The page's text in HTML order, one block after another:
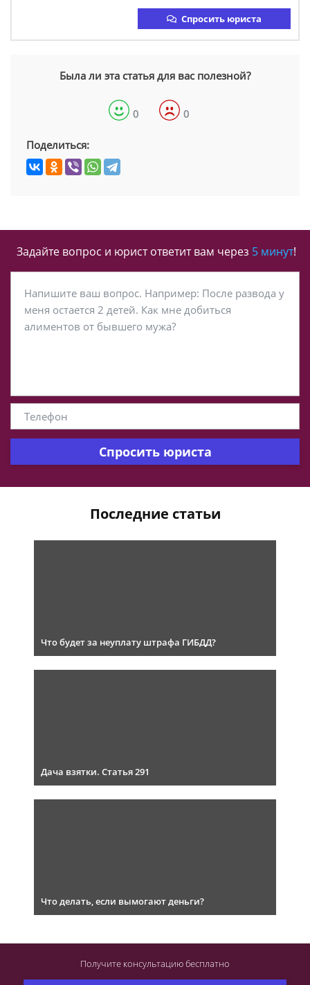
Спросить юриста
Была ли эта статья для вас полезной?
0 0
Поделиться:
Задайте вопрос и юрист ответит вам через 5 минут!
Спросить юриста
Последние статьи
Что будет за неуплату штрафа ГИБДД?
Дача взятки. Статья 291
Что делать, если вымогают деньги?
Получите консультациюбесплатно